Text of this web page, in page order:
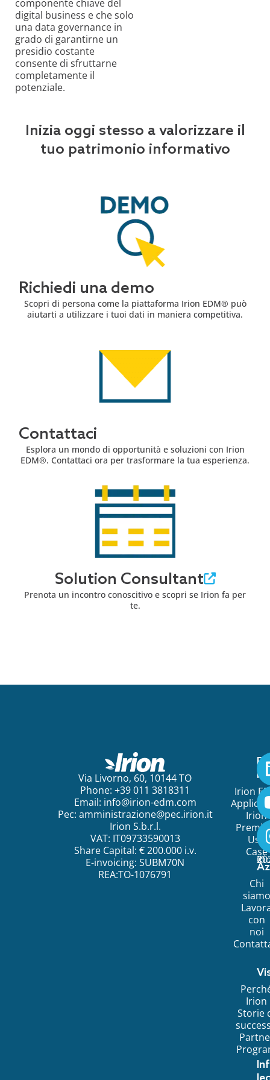
componente chiave del
digital business e che solo
una data governance in
grado di garantirne un
presidio costante
consente di sfruttarne
completamente il
potenziale.
Inizia oggi stesso a valorizzare il
tuo patrimonio informativo
Richiedi una demo
Scopri di persona come la piattaforma Irion EDM® può
aiutarti a utilizzare i tuoi dati in maniera competitiva.
Contattaci
Esplora un mondo di opportunità e soluzioni con Irion
EDM®. Contattaci ora per trasformare la tua esperienza.
Solution Consultant
Prenota un incontro conoscitivo e scopri se Irion fa per
te.
Via Livorno, 60, 10144 TO
Phone: +39 011 3818311
Email: info@irion-edm.com
Pec: amministrazione@pec.irion.it
Irion S.b.r.l.
VAT: IT09733590013
Share Capital: € 200.000 i.v.
E-invoicing: SUBM70N
REA:TO-1076791
Irion
Irion
Use
Case
Chi
siamo
con
noi
Irion
Storie
©